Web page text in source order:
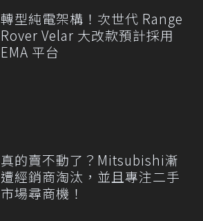
轉型純電架構！次世代 Range
Rover Velar 大改款預計採用
EMA 平台
真的賣不動了？Mitsubishi漸
遭經銷商淘汰，並且專注二手
市場尋商機！